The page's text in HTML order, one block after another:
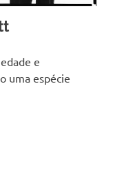
e
uma espécie